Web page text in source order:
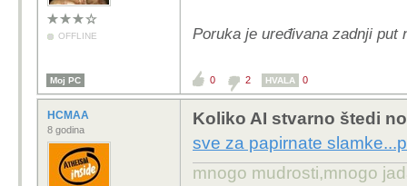
OFFLINE Poruka je uređivana zadnji put
Moj PC 0 2 HVALA 0
HCMAA
8 godina
Koliko AI stvarno štedi
sve za papirnate
mnogo mudrosti,mnogo